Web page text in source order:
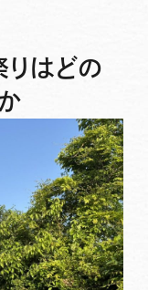
はどの